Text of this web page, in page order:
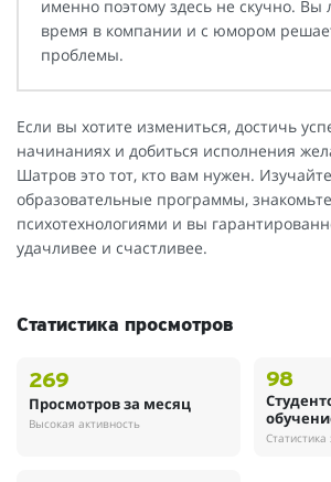
именно поэтому здесь не скучно. Вы
время в компании и с юмором
проблемы.
Если вы хотите измениться, достичь
начинаниях и добиться исполнения
Шатров это тот, кто вам нужен.
образовательные программы,
психотехнологиями и вы
удачливее и счастливее.
Статистика просмотров
269
Просмотров за месяц
Высокая активность
98